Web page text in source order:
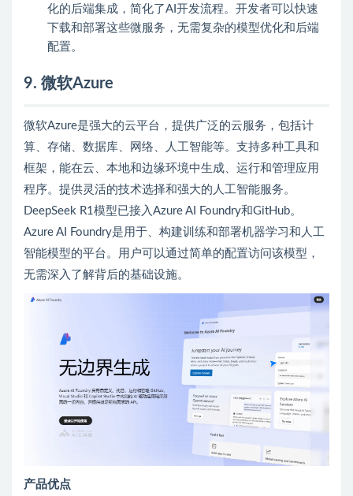
化的后端集成，简化了AI开发流程。开发者可以快速
下载和部署这些微服务，无需复杂的模型优化和后端
配置。
9. 微软Azure
微软Azure是强大的云平台，提供广泛的云服务，包括计
算、存储、数据库、网络、人工智能等。支持多种工具和
框架，能在云、本地和边缘环境中生成、运行和管理应用
程序。提供灵活的技术选择和强大的人工智能服务。
DeepSeek R1模型已接入Azure AI Foundry和GitHub。
Azure AI Foundry是用于、构建训练和部署机器学习和人工
智能模型的平台。用户可以通过简单的配置访问该模型，
无需深入了解背后的基础设施。
产品优点